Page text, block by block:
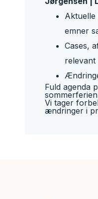
Aktuelle
emner
Cases,
relevant
Fuld agenda
Vi tager
ændringer i